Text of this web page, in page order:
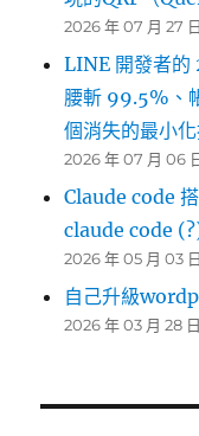
2026 年 07 月 27 日
LINE 開發者
腰斬 99.5%、
個消失的最小
2026 年 07 月 06
Claude code
claude code
2026 年 05 月 03 日
自己升級
2026 年 03 月 28 日